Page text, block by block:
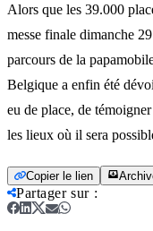
Alors que les 39.000
messe finale dimanche
parcours de la
Belgique a enfin été
eu de place, de
les lieux où il sera
Copier le lien
Partager sur: